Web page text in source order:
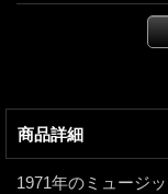
商品詳細
1971年のミュージ